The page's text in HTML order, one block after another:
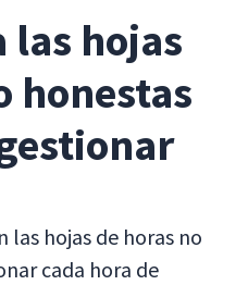
las hojas
honestas
las hojas de horas no
cada hora de